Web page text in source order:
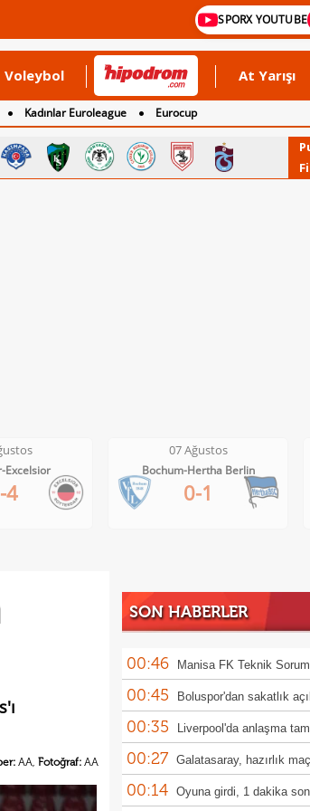
SPORX YOUTUBE
Voleybol At Yarışı
Kadınlar Euroleague Eurocup
Ağustos
Hertha Berlin
0-1
07 Ağustos
Club Brugge-Kortrijk
3-0
AA, Fotoğraf: AA
SON HABERLER
00:46 Manisa FK Teknik
Coşkun'dan galibiyet yorumu
00:45 Boluspor'dan sakatlık
"Fibula kemiği kırıldı"
00:35 Liverpool'da anlaşma
Araujo
00:27 Galatasaray, hazırlık
konuk edecek
00:14 Oyuna girdi, 1 dakika